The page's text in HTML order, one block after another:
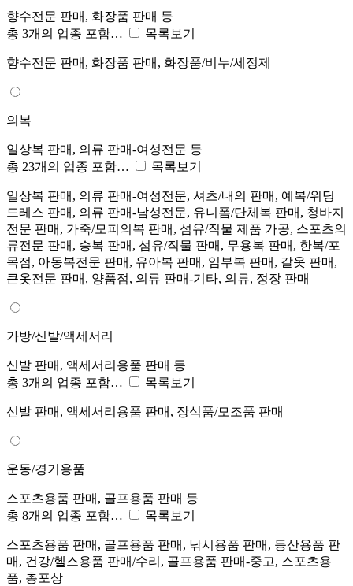
향수전문 판매, 화장품 판매 등
총 3개의 업종 포함…
목록보기
향수전문 판매, 화장품 판매, 화장품/비누/세정제
의복
일상복 판매, 의류 판매-여성전문 등
총 23개의 업종 포함…
목록보기
일상복 판매, 의류 판매-여성전문, 셔츠/내의 판매, 예복/위딩
드레스 판매, 의류 판매-남성전문, 유니폼/단체복 판매, 청바지
전문 판매, 가죽/모피의복 판매, 섬유/직물 제품 가공, 스포츠의
류전문 판매, 승복 판매, 섬유/직물 판매, 무용복 판매, 한복/포
목점, 아동복전문 판매, 유아복 판매, 임부복 판매, 갈옷 판매,
큰옷전문 판매, 양품점, 의류 판매-기타, 의류, 정장 판매
가방/신발/액세서리
신발 판매, 액세서리용품 판매 등
총 3개의 업종 포함…
목록보기
신발 판매, 액세서리용품 판매, 장식품/모조품 판매
운동/경기용품
스포츠용품 판매, 골프용품 판매 등
총 8개의 업종 포함…
목록보기
스포츠용품 판매, 골프용품 판매, 낚시용품 판매, 등산용품 판
매, 건강/헬스용품 판매/수리, 골프용품 판매-중고, 스포츠용
품, 총포상